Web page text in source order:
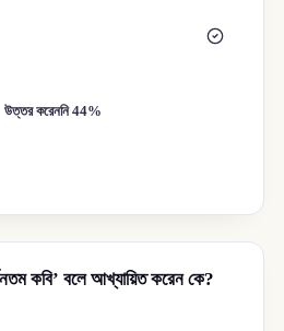
উত্তর করেননি 44%
কবি’ বলে আখ্যায়িত করেন কে?